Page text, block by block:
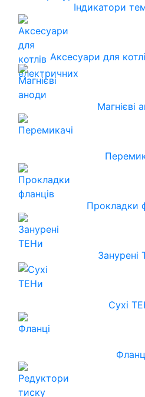
Індикатори
Аксесуари для
Магнієві
Прокладки
Занурені
Сухі